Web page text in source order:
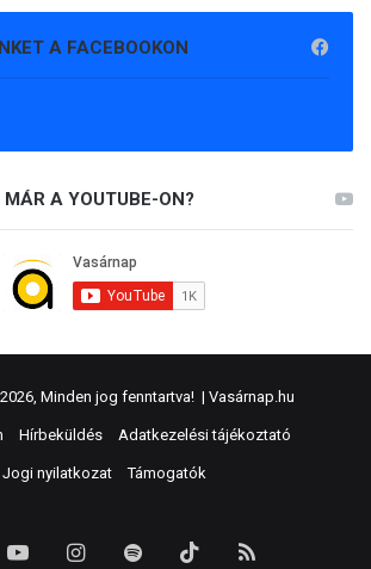
A FACEBOOKON
A YOUTUBE-ON?
Minden jog fenntartva! | Vasárnap.hu
Hírbeküldés Adatkezelési tájékoztató
Jogi nyilatkozat Támogatók
YouTubeInstagram
Spotify TikTok